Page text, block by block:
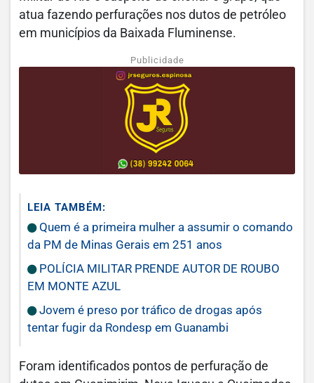
atua fazendo perfurações nos dutos de petróleo
em municípios da Baixada Fluminense.
Publicidade
LEIA TAMBÉM:
Quem é a primeira mulher a assumir o comando
da PM de Minas Gerais em 251 anos
POLÍCIA MILITAR PRENDE AUTOR DE ROUBO
EM MONTE AZUL
Jovem é preso por tráfico de drogas após
tentar fugir da Rondesp em Guanambi
Foram identificados pontos de perfuração de